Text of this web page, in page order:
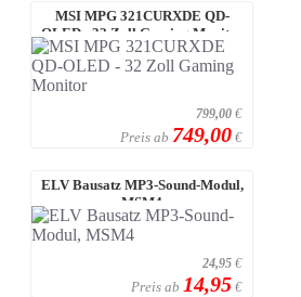
MSI MPG 321CURXDE QD-
OLED - 32 Zoll Gaming Monitor
799,00 €
Preis ab 749,00 €
ELV Bausatz MP3-Sound-Modul,
MSM4
24,95 €
Preis ab 14,95 €